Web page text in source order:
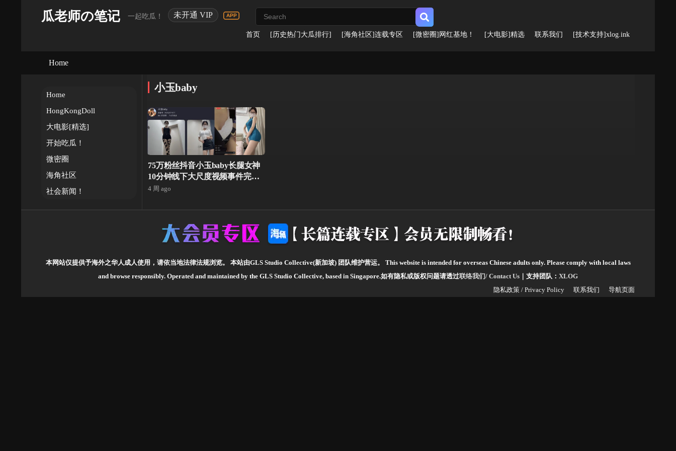
瓜老师の笔记 未开通 VIP
一起吃瓜！
首页 [历史热门大瓜排行] [海角社区]连载专区 [微密圈]网红基地！ [大电影]精选 联系我们 [技术支持]xlog.ink
Home
Home
HongKongDoll
大电影[精选]
开始吃瓜！
微密圈
海角社区
社会新闻！
小玉baby
75万粉丝抖音小玉baby长腿女神
10分钟线下大尺度视频事件完整
版
4 周 ago
本网站仅提供予海外之华人成人使用，请依当地法律法规浏览。 本站由GLS Studio Collective(新加坡) 团队维护营运。
This website is intended for overseas Chinese adults only. Please comply with local laws
and browse responsibly. Operated and maintained by the GLS Studio Collective, based in Singapore.如有隐私或版权问题请透过联络我们/ Contact Us ｜支持团队： XLOG
隐私政策 / Privacy Policy
联系我们 导航页面